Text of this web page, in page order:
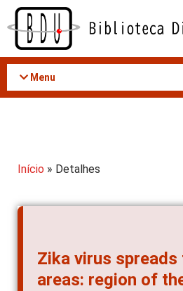
Acessar
conteúdo
Menu
Início » Detalhes
Zika virus spreads
areas: region of